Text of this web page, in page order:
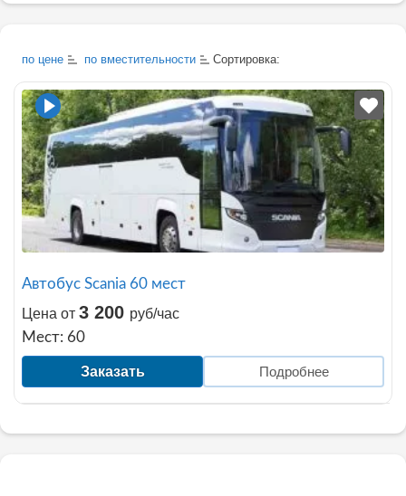
Сортировка:
по цене по вместительности
Автобус Scania 60 мест
Цена от 3 200 руб/час
Мест: 60
Заказать Подробнее